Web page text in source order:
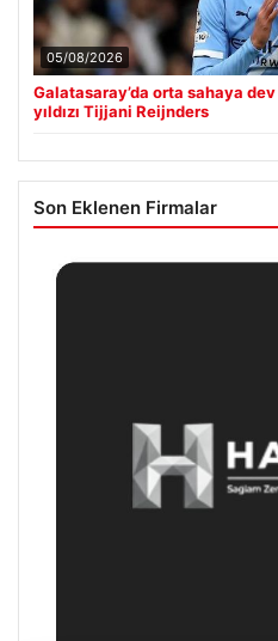
05/08/2026
Galatasaray’da orta sahaya
yıldızı Tijjani Reijnders
Son Eklenen Firmalar